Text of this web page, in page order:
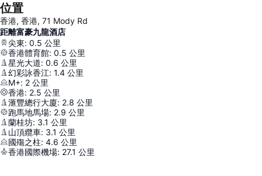
位置
香港, 香港, 71 Mody Rd
距離富豪九龍酒店
尖東: 0.5 公里
香港體育館: 0.5 公里
星光大道: 0.6 公里
幻彩詠香江: 1.4 公里
M+: 2 公里
香港: 2.5 公里
滙豐總行大廈: 2.8 公里
跑馬地馬場: 2.9 公里
蘭桂坊: 3.1 公里
山頂纜車: 3.1 公里
國殤之柱: 4.6 公里
香港國際機場: 27.1 公里